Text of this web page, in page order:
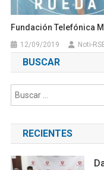
Fundación Telefónica
12/09/2019 Noti-
BUSCAR
RECIENTES